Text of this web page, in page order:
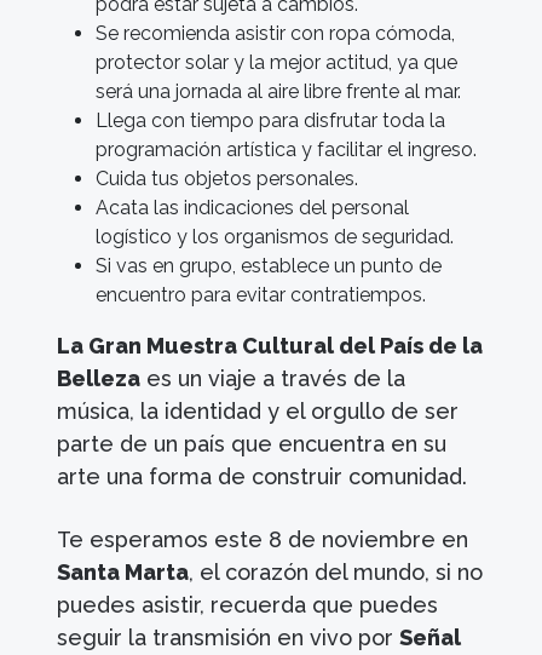
Se recomienda asistir con ropa cómoda,
protector solar y la mejor actitud, ya que
será una jornada al aire libre frente al mar.
Llega con tiempo para disfrutar toda la
programación artística y facilitar el ingreso.
Cuida tus objetos personales.
Acata las indicaciones del personal
logístico y los organismos de seguridad.
Si vas en grupo, establece un punto de
encuentro para evitar contratiempos.
La Gran Muestra Cultural del País de la
Belleza es un viaje a través de la
música, la identidad y el orgullo de ser
parte de un país que encuentra en su
arte una forma de construir comunidad.
Te esperamos este 8 de noviembre en
Santa Marta, el corazón del mundo, si no
puedes asistir, recuerda que puedes
seguir la transmisión en vivo porSeñal